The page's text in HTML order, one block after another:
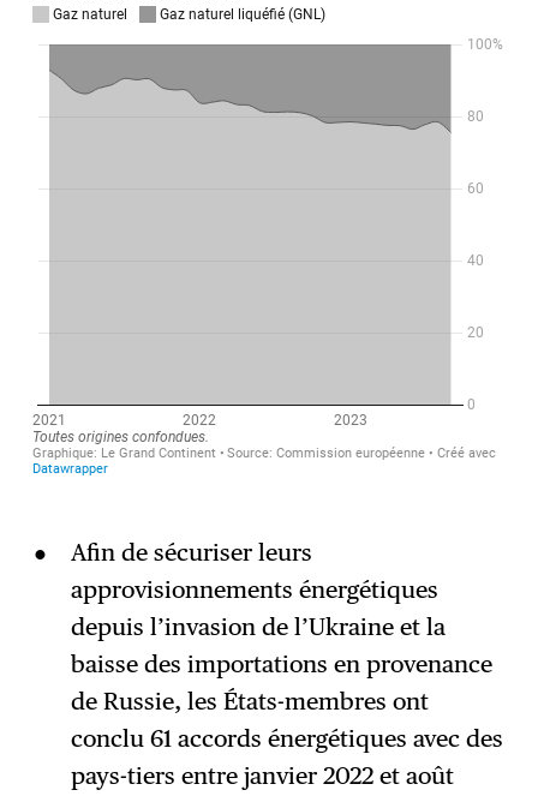
Afin de sécuriser leurs
approvisionnements énergétiques
depuis l’invasion de l’Ukraine et la
baisse des importations en provenance
de Russie, les États-membres ont
conclu 61 accords énergétiques avec des
pays-tiers entre janvier 2022 et août